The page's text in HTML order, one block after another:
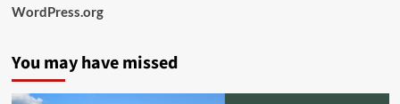
WordPress.org
You may have missed